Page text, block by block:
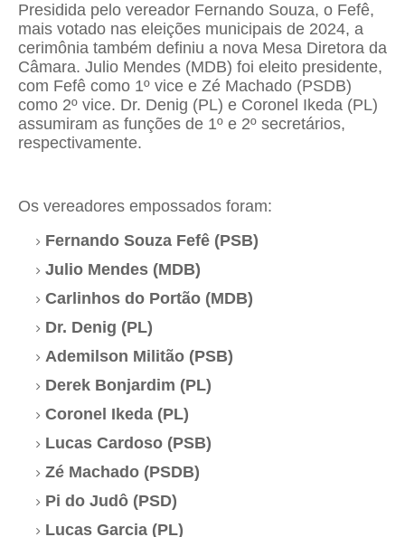
Presidida pelo vereador Fernando Souza, o Fefê,
mais votado nas eleições municipais de 2024, a
cerimônia também definiu a nova Mesa Diretora da
Câmara. Julio Mendes (MDB) foi eleito presidente,
com Fefê como 1º vice e Zé Machado (PSDB)
como 2º vice. Dr. Denig (PL) e Coronel Ikeda (PL)
assumiram as funções de 1º e 2º secretários,
respectivamente.
Os vereadores empossados foram:
Fernando Souza Fefê (PSB)
Julio Mendes (MDB)
Carlinhos do Portão (MDB)
Dr. Denig (PL)
Ademilson Militão (PSB)
Derek Bonjardim (PL)
Coronel Ikeda (PL)
Lucas Cardoso (PSB)
Zé Machado (PSDB)
Pi do Judô (PSD)
Lucas Garcia (PL)